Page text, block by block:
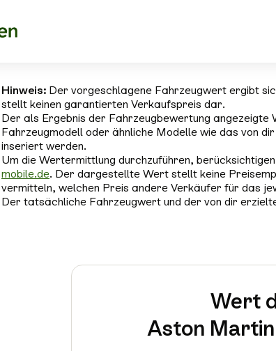
Hinweis: Der vorgeschlagene Fahrzeugwert ergibt
stellt keinen garantierten Verkaufspreis dar.
Der als Ergebnis der Fahrzeugbewertung
Fahrzeugmodell oder ähnliche Modelle wie das von
inseriert werden.
Um die Wertermittlung durchzuführen,
mobile.de. Der dargestellte Wert stellt keine
vermitteln, welchen Preis andere Verkäufer für das
Der tatsächliche Fahrzeugwert und der von dir
Wert
Aston